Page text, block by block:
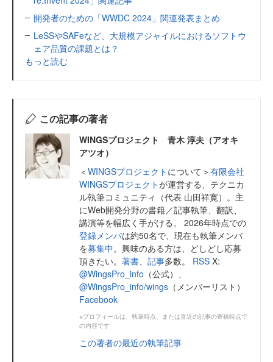
開発者のための「WWDC 2024」関連発表まとめ
LeSSやSAFeなど、大規模アジャイルにおけるソフトウ
ェア品質の課題とは？
もっと読む
この記事の著者
WINGSプロジェクト 青木 淳夫（アオキ
アツオ）
＜WINGSプロジェクト について＞有限会社
WINGSプロジェクトが運営する、テクニカ
ル執筆コミュニティ（代表 山田祥寛）。主
にWeb開発分野の書籍／記事執筆、翻訳、
講演等を幅広く手がける。 2026年時点での
登録メンバは約50名で、現在も執筆メンバ
を募集中。興味のある方は、どしどし応募
頂きたい。 著書 記事多数。 RSS X:
@WingsPro_info （公式）、
@WingsPro_info/wings （メンバーリスト）
Facebook
※プロフィールは、執筆時点、または直近の記事の寄稿時点で
の内容です
この著者の最近の執筆記事